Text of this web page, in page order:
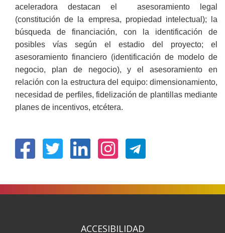
aceleradora destacan el asesoramiento legal
(constitución de la empresa, propiedad intelectual); la
búsqueda de financiación, con la identificación de
posibles vías según el estadio del proyecto; el
asesoramiento financiero (identificación de modelo de
negocio, plan de negocio), y el asesoramiento en
relación con la estructura del equipo: dimensionamiento,
necesidad de perfiles, fidelización de plantillas mediante
planes de incentivos, etcétera.
ACCESIBILIDAD